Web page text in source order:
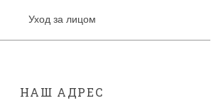
Уход за лицом
НАШ АДРЕС